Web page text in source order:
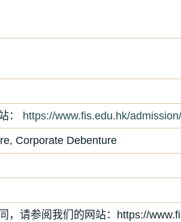
： https://www.fis.edu.hk/
Corporate Debenture
，请参阅我们的网站：https://